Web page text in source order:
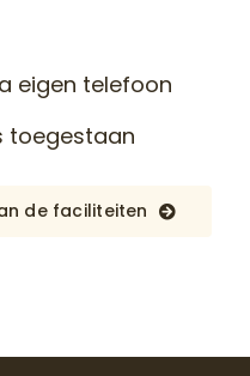
eigen telefoon
toegestaan
de faciliteiten